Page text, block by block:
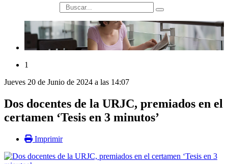
búsqueda
1
Jueves 20 de Junio de 2024 a las 14:07
Dos docentes de la URJC, premiados en el
certamen ‘Tesis en 3 minutos’
Imprimir